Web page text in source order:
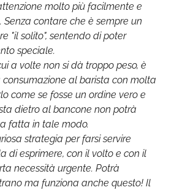
molto più facilmente e
contare che è sempre un
"il solito", sentendo di poter
speciale.
a volte non si dà troppo peso, è
al barista con molta
come se fosse un ordine vero e
dietro al bancone non potrà
fatta in tale modo.
strategia per farsi servire
di esprimere, con il volto e con il
necessità urgente. Potrà
ma funziona anche questo! Il